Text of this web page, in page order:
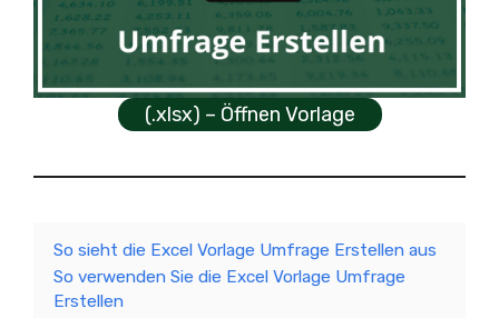
(.xlsx) – Öffnen Vorlage
So sieht die Excel Vorlage Umfrage Erstellen aus
So verwenden Sie die Excel Vorlage Umfrage
Erstellen